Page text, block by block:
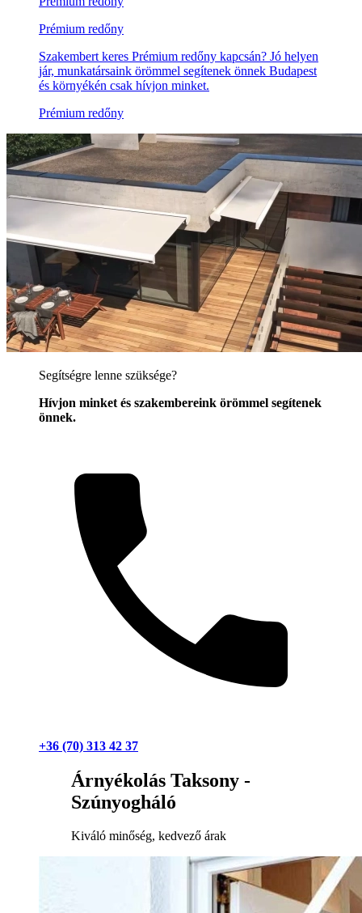
Prémium redőny
Szakembert keres Prémium redőny kapcsán? Jó helyen
jár, munkatársaink örömmel segítenek önnek Budapest
és környékén csak hívjon minket.
Prémium redőny
Segítségre lenne szüksége?
Hívjon minket és szakembereink örömmel segítenek
önnek.
+36 (70) 313 42 37
Árnyékolás Taksony -
Szúnyogháló
Kiváló minőség, kedvező árak